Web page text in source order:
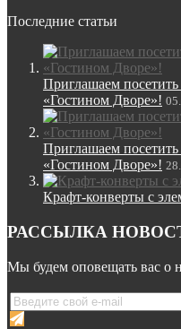
Последние статьи
Приглашаем
«Гостином Дворе»!
Приглашаем
«Гостином Дворе»!
Крафт-конверты с
РАССЫЛКА
Мы будем оповещать вас о